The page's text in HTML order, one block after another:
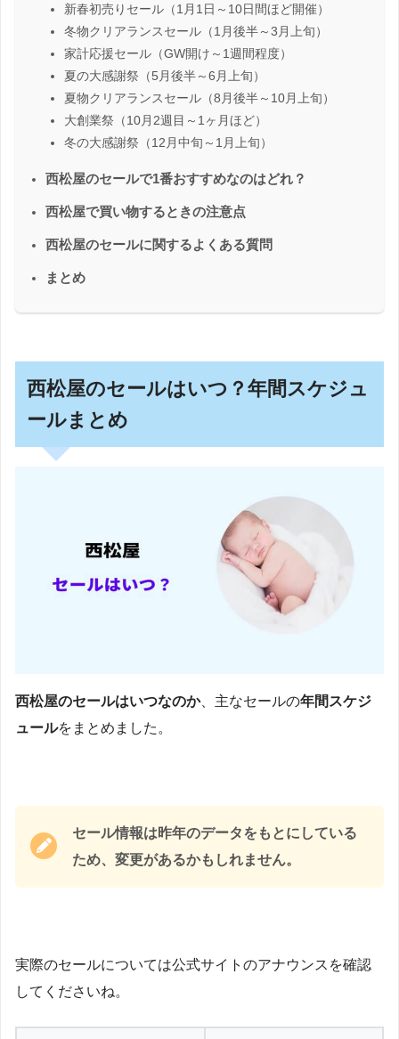
新春初売りセール（1月1日～10日間ほど開催）
冬物クリアランスセール（1月後半～3月上旬）
家計応援セール（GW開け～1週間程度）
夏の大感謝祭（5月後半～6月上旬）
夏物クリアランスセール（8月後半～10月上旬）
大創業祭（10月2週目～1ヶ月ほど）
冬の大感謝祭（12月中旬～1月上旬）
西松屋のセールで1番おすすめなのはどれ？
西松屋で買い物するときの注意点
西松屋のセールに関するよくある質問
まとめ
西松屋のセールはいつ？年間スケジュ
ールまとめ
西松屋のセールはいつなのか、主なセールの年間スケジ
ュールをまとめました。
セール情報は昨年のデータをもとにしている
ため、変更があるかもしれません。
実際のセールについては公式サイトのアナウンスを確認
してくださいね。